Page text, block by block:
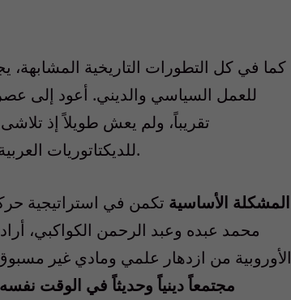
كما في كل التطورات التاريخية المشابهة،
للعمل السياسي والديني. أعود إلى
تقريباً، ولم يعش طويلاً إذ
للديكتاتوريات العربية والحركات الإسلامية، وبالأخص حركة الإخوان المسلمين.
المشكلة الأساسية تكمن في استراتيجية
محمد عبده وعبد الرحمن الكواكبي،
الأوروبية من ازدهار علمي ومادي غير
مجتمعاً دينياً وحديثاً في الوقت